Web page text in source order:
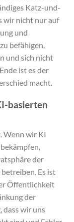
Katz-und-
wir nicht nur auf
und
befähigen,
und sich nicht
ist es der
macht.
basierten
Wenn wir KI
der
Es ist
Öffentlichkeit
der
dass wir uns